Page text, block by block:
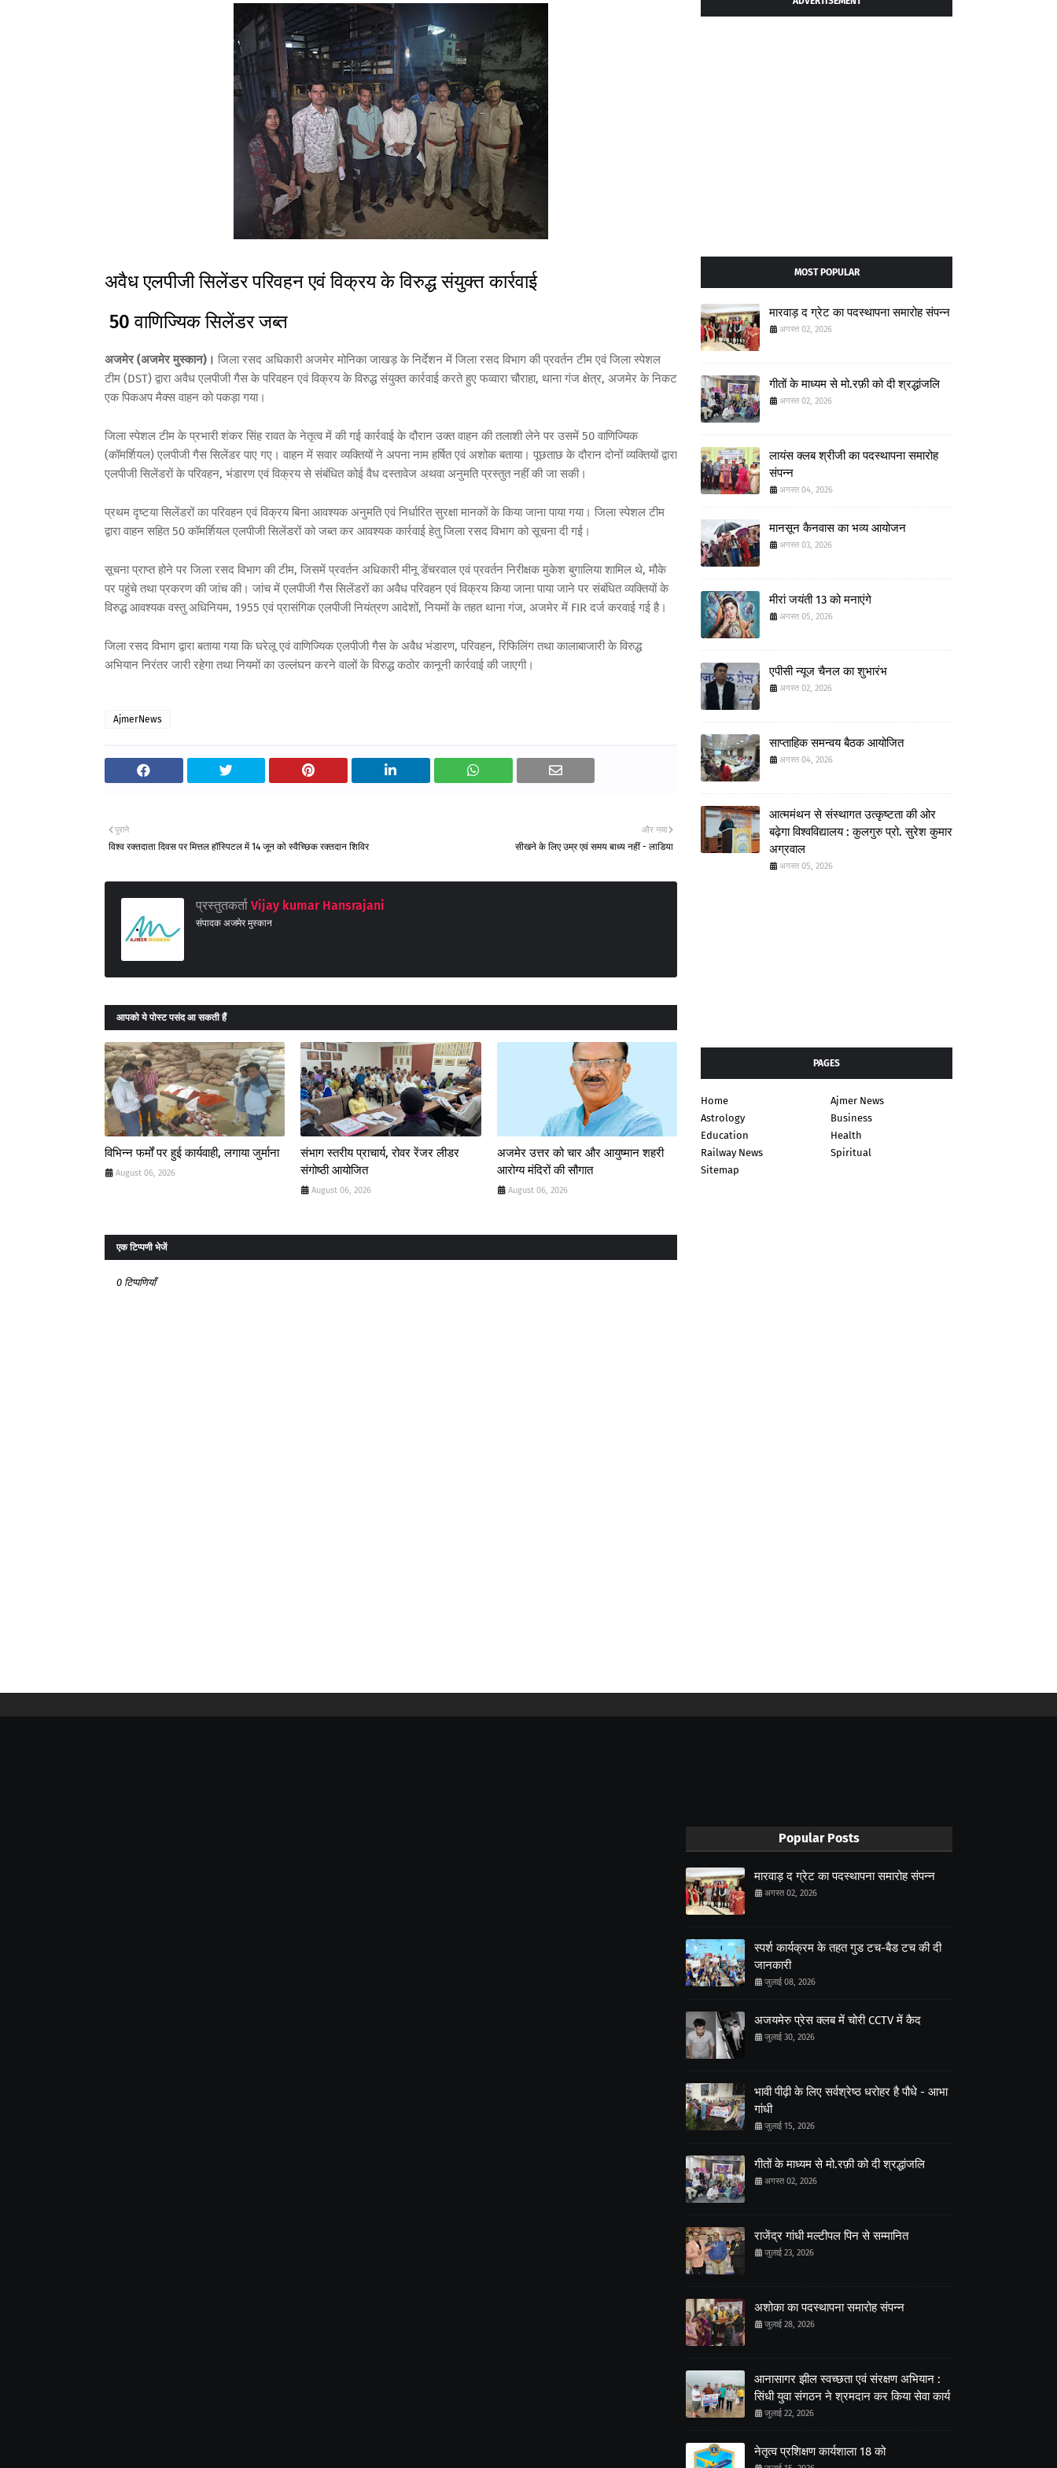
अवैध एलपीजी सिलेंडर परिवहन एवं विक्रय के विरुद्ध संयुक्त कार्रवाई
50 वाणिज्यिक सिलेंडर जब्त
अजमेर (अजमेर मुस्कान)। जिला रसद अधिकारी अजमेर मोनिका जाखड़ के निर्देशन में जिला रसद विभाग की प्रवर्तन टीम एवं जिला स्पेशल
टीम (DST) द्वारा अवैध एलपीजी गैस के परिवहन एवं विक्रय के विरुद्ध संयुक्त कार्रवाई करते हुए फव्वारा चौराहा, थाना गंज क्षेत्र, अजमेर के निकट
एक पिकअप मैक्स वाहन को पकड़ा गया।
जिला स्पेशल टीम के प्रभारी शंकर सिंह रावत के नेतृत्व में की गई कार्रवाई के दौरान उक्त वाहन की तलाशी लेने पर उसमें 50 वाणिज्यिक
(कॉमर्शियल) एलपीजी गैस सिलेंडर पाए गए। वाहन में सवार व्यक्तियों ने अपना नाम हर्षित एवं अशोक बताया। पूछताछ के दौरान दोनों व्यक्तियों द्वारा
एलपीजी सिलेंडरों के परिवहन, भंडारण एवं विक्रय से संबंधित कोई वैध दस्तावेज अथवा अनुमति प्रस्तुत नहीं की जा सकी।
प्रथम दृष्टया सिलेंडरों का परिवहन एवं विक्रय बिना आवश्यक अनुमति एवं निर्धारित सुरक्षा मानकों के किया जाना पाया गया। जिला स्पेशल टीम
द्वारा वाहन सहित 50 कॉमर्शियल एलपीजी सिलेंडरों को जब्त कर आवश्यक कार्रवाई हेतु जिला रसद विभाग को सूचना दी गई।
सूचना प्राप्त होने पर जिला रसद विभाग की टीम, जिसमें प्रवर्तन अधिकारी मीनू डेंचरवाल एवं प्रवर्तन निरीक्षक मुकेश बुगालिया शामिल थे, मौके
पर पहुंचे तथा प्रकरण की जांच की। जांच में एलपीजी गैस सिलेंडरों का अवैध परिवहन एवं विक्रय किया जाना पाया जाने पर संबंधित व्यक्तियों के
विरुद्ध आवश्यक वस्तु अधिनियम, 1955 एवं प्रासंगिक एलपीजी नियंत्रण आदेशों, नियमों के तहत थाना गंज, अजमेर में FIR दर्ज करवाई गई है।
जिला रसद विभाग द्वारा बताया गया कि घरेलू एवं वाणिज्यिक एलपीजी गैस के अवैध भंडारण, परिवहन, रिफिलिंग तथा कालाबाजारी के विरुद्ध
अभियान निरंतर जारी रहेगा तथा नियमों का उल्लंघन करने वालों के विरुद्ध कठोर कानूनी कार्रवाई की जाएगी।
AjmerNews
और नया
सीखने के लिए उम्र एवं समय बाध्य नहीं - लाडिया
पुराने
विश्व रक्तदाता दिवस पर मित्तल हॉस्पिटल में 14 जून को स्वैच्छिक रक्तदान शिविर
प्रस्तुतकर्ता Vijay kumar Hansrajani
संपादक अजमेर मुस्कान
आपको ये पोस्ट पसंद आ सकती हैं
विभिन्न फर्मों पर हुई कार्यवाही, लगाया जुर्माना
August 06, 2026
संभाग स्तरीय प्राचार्य, रोवर रेंजर लीडर
संगोष्ठी आयोजित
August 06, 2026
अजमेर उत्तर को चार और आयुष्मान शहरी
आरोग्य मंदिरों की सौगात
August 06, 2026
एक टिप्पणी भेजें
0 टिप्पणियाँ
MOST POPULAR
मारवाड़ द ग्रेट का पदस्थापना समारोह संपन्न
अगस्त 02, 2026
गीतों के माध्यम से मो.रफ़ी को दी श्रद्धांजलि
अगस्त 02, 2026
लायंस क्लब श्रीजी का पदस्थापना समारोह
संपन्न
अगस्त 04, 2026
मानसून कैनवास का भव्य आयोजन
अगस्त 03, 2026
मीरां जयंती 13 को मनाएंगे
अगस्त 05, 2026
एपीसी न्यूज चैनल का शुभारंभ
अगस्त 02, 2026
साप्ताहिक समन्वय बैठक आयोजित
अगस्त 04, 2026
आत्ममंथन से संस्थागत उत्कृष्टता की ओर
बढ़ेगा विश्वविद्यालय : कुलगुरु प्रो. सुरेश कुमार
अग्रवाल
अगस्त 05, 2026
PAGES
Home
Ajmer News
Astrology
Business
Education
Health
Railway News
Spiritual
Sitemap
Popular Posts
मारवाड़ द ग्रेट का पदस्थापना समारोह संपन्न
अगस्त 02, 2026
स्पर्श कार्यक्रम के तहत गुड टच-बैड टच की दी
जानकारी
जुलाई 08, 2026
अजयमेरु प्रेस क्लब में चोरी CCTV में कैद
जुलाई 30, 2026
भावी पीढ़ी के लिए सर्वश्रेष्ठ धरोहर है पौधे - आभा
गांधी
जुलाई 15, 2026
गीतों के माध्यम से मो.रफ़ी को दी श्रद्धांजलि
अगस्त 02, 2026
राजेंद्र गांधी मल्टीपल पिन से सम्मानित
जुलाई 23, 2026
अशोका का पदस्थापना समारोह संपन्न
जुलाई 28, 2026
आनासागर झील स्वच्छता एवं संरक्षण अभियान :
सिंधी युवा संगठन ने श्रमदान कर किया सेवा कार्य
जुलाई 22, 2026
नेतृत्व प्रशिक्षण कार्यशाला 18 को